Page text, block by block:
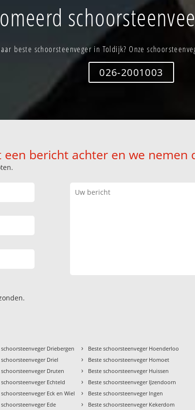
beste schoorsteenveger in Toldijk? Onze
026-2001003
een bericht achter en we
schoorsteenveger Driebergen
schoorsteenveger Driel
schoorsteenveger Druten
schoorsteenveger Echteld
schoorsteenveger Eck en Wiel
schoorsteenveger Ede
› Beste schoorsteenveger Hoenderloo
› Beste schoorsteenveger Homoet
› Beste schoorsteenveger Huissen
› Beste schoorsteenveger IJzendoorn
› Beste schoorsteenveger Ingen
› Beste schoorsteenveger Kekerdom